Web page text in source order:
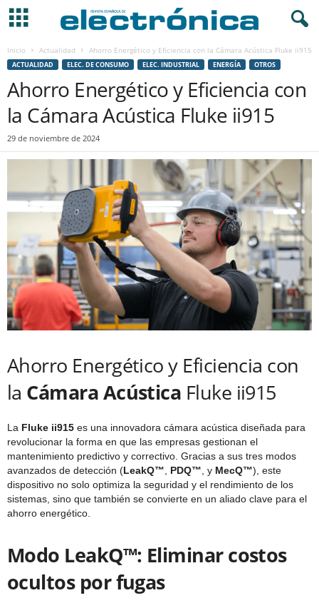
Inicio Actualidad Ahorro Energético y Eficiencia con la Cámara Acústica Fluke ii915
ACTUALIDAD ELEC. DE CONSUMO ELEC. INDUSTRIAL ENERGÍA OTROS
Ahorro Energético y Eficiencia con
la Cámara Acústica Fluke ii915
29 de noviembre de 2024
Ahorro Energético y Eficiencia con
la Cámara Acústica Fluke ii915
La Fluke ii915 es una innovadora cámara acústica diseñada para
revolucionar la forma en que las empresas gestionan el
mantenimiento predictivo y correctivo. Gracias a sus tres modos
avanzados de detección (LeakQ™, PDQ™, y MecQ™), este
dispositivo no solo optimiza la seguridad y el rendimiento de los
sistemas, sino que también se convierte en un aliado clave para el
ahorro energético.
Modo LeakQ™: Eliminar costos
ocultos por fugas